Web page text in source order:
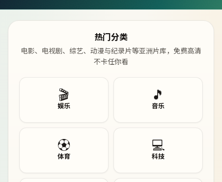
热门分类
电影、电视剧、综艺、动漫与纪录片等亚洲片库，免费高清
不卡任你看
🎬
娱乐
🎵
音乐
⚽
体育
💻
科技